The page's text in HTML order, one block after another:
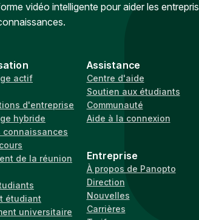
vidéo intelligente pour aider les
actif
d'entreprise
hybride
connaissances
de la réunion
étudiant
universitaire
Assistance
Centre d'aide
Soutien aux étudiants
Communauté
Aide à la connexion
Entreprise
À propos de Panopto
Direction
Nouvelles
Carrières